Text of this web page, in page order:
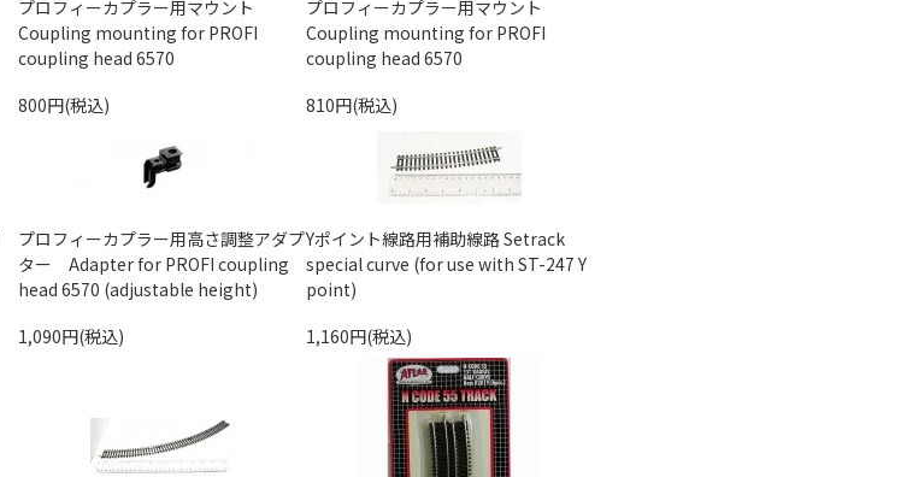
プロフィーカプラー用マウント
Coupling mounting for PROFI
coupling head 6570
800円(税込)
プロフィーカプラー用マウント
Coupling mounting for PROFI
coupling head 6570
810円(税込)
プロフィーカプラー用高さ調整アダプ
ター Adapter for PROFI coupling
head 6570 (adjustable height)
1,090円(税込)
Yポイント線路用補助線路 Setrack
special curve (for use with ST-247 Y
point)
1,160円(税込)